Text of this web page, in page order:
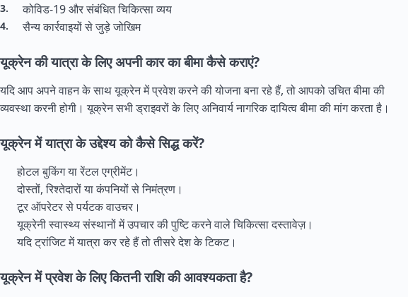
कोविड-19 और संबंधित चिकित्सा व्यय
सैन्य कार्रवाइयों से जुड़े जोखिम
यूक्रेन की यात्रा के लिए अपनी कार का बीमा कैसे कराएं?
यदि आप अपने वाहन के साथ यूक्रेन में प्रवेश करने की योजना बना रहे हैं, तो आपको उचित बीमा की
व्यवस्था करनी होगी। यूक्रेन सभी ड्राइवरों के लिए अनिवार्य नागरिक दायित्व बीमा की मांग करता है।
यूक्रेन में यात्रा के उद्देश्य को कैसे सिद्ध करें?
होटल बुकिंग या रेंटल एग्रीमेंट।
दोस्तों, रिश्तेदारों या कंपनियों से निमंत्रण।
टूर ऑपरेटर से पर्यटक वाउचर।
यूक्रेनी स्वास्थ्य संस्थानों में उपचार की पुष्टि करने वाले चिकित्सा दस्तावेज़।
यदि ट्रांजिट में यात्रा कर रहे हैं तो तीसरे देश के टिकट।
यूक्रेन में प्रवेश के लिए कितनी राशि की आवश्यकता है?